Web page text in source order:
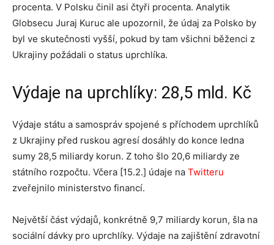
procenta. V Polsku činil asi čtyři procenta. Analytik
Globsecu Juraj Kuruc ale upozornil, že údaj za Polsko by
byl ve skutečnosti vyšší, pokud by tam všichni běženci z
Ukrajiny požádali o status uprchlíka.
Výdaje na uprchlíky: 28,5 mld. Kč
Výdaje státu a samospráv spojené s příchodem uprchlíků
z Ukrajiny před ruskou agresí dosáhly do konce ledna
sumy 28,5 miliardy korun. Z toho šlo 20,6 miliardy ze
státního rozpočtu. Včera [15.2.] údaje na Twitteru
zveřejnilo ministerstvo financí.
Největší část výdajů, konkrétně 9,7 miliardy korun, šla na
sociální dávky pro uprchlíky. Výdaje na zajištění zdravotní